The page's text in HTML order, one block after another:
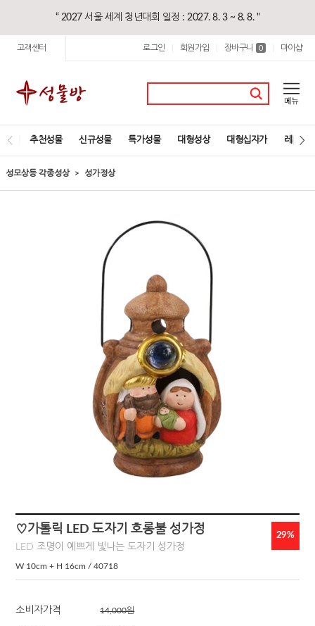
“ 2027 서울 세계 청년대회 일정 : 2027. 8. 3 ~ 8. 8. "
고객센터 로그인 회원가입 장바구니 0 마이샵
추천성물 신규성물 특가성물 대형성상 대형십자가 레지오
성모상등 각종성상 성가정상
♡가톨릭 LED 도자기 호롱불 성가정
LED 조명이 예쁘게 빛나는 도자기 성가정
W 10cm + H 16cm / 40718
29%
소비자가격 14,000원